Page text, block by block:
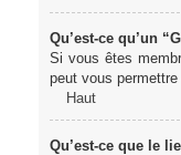
Qu’est-ce qu’un
Si vous êtes
peut vous
Haut
Qu’est-ce que le